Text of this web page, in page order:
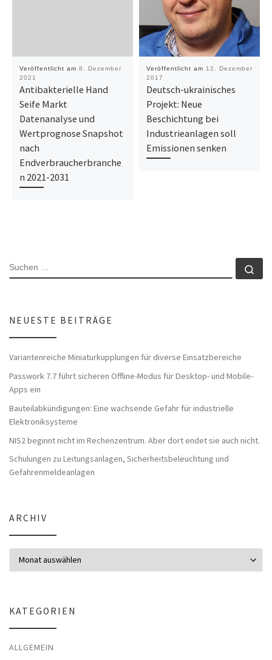
Veröffentlicht am 8. Dezember
2021
Antibakterielle Hand
Seife Markt
Datenanalyse und
Wertprognose Snapshot
nach
Endverbraucherbranche
n 2021-2031
Veröffentlicht am 12. Dezember
2017
Deutsch-ukrainisches
Projekt: Neue
Beschichtung bei
Industrieanlagen soll
Emissionen senken
SUCHE
NEUESTE BEITRÄGE
Variantenreiche Miniaturkupplungen für diverse Einsatzbereiche
Passwork 7.7 führt sicheren Offline-Modus für Desktop- und Mobile-
Apps ein
Bauteilabkündigungen: Eine wachsende Gefahr für industrielle
Elektroniksysteme
NIS2 beginnt nicht im Rechenzentrum. Aber dort endet sie auch nicht.
Schulungen zu Leitungsanlagen, Sicherheitsbeleuchtung und
Gefahrenmeldeanlagen
ARCHIV
KATEGORIEN
ALLGEMEIN